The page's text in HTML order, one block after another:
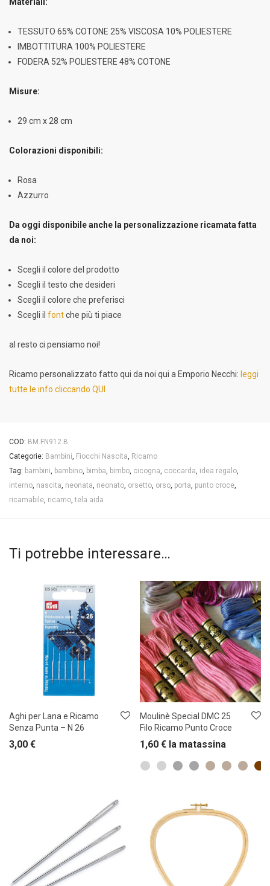
Materiali:
TESSUTO 65% COTONE 25% VISCOSA 10% POLIESTERE
IMBOTTITURA 100% POLIESTERE
FODERA 52% POLIESTERE 48% COTONE
Misure:
29 cm x 28 cm
Colorazioni disponibili:
Rosa
Azzurro
Da oggi disponibile anche la personalizzazione ricamata fatta
da noi:
Scegli il colore del prodotto
Scegli il testo che desideri
Scegli il colore che preferisci
Scegli il fontche più ti piace
al resto ci pensiamo noi!
Ricamo personalizzato fatto qui da noi qui a Emporio Necchi: leggi
tutte le info cliccando QUI
COD: BM.FN912.B
Categorie: Bambini, Fiocchi Nascita, Ricamo
Tag: bambini, bambino, bimba, bimbo, cicogna, coccarda, idea regalo,
interno, nascita, neonata, neonato, orsetto, orso, porta, punto croce,
ricamabile, ricamo,tela aida
Ti potrebbe interessare…
Aghi per Lana e Ricamo
Senza Punta – N 26
3,00 €
Moulinè Special DMC 25
Filo Ricamo Punto Croce
1,60 € la matassina